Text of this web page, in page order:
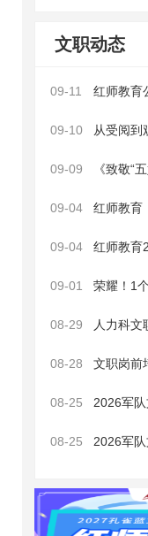
文职动态
09-11
09-10
09-09
09-04 红师教育
09-04
09-01
08-29
08-28
08-25
08-25